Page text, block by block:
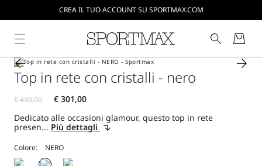
CREA IL TUO ACCOUNT SU SPORTMAX.COM
SPEDIZIONI E RESI GRATUITI
Top in rete con cristalli - nero
Dedicato alle occasioni glamour, questo top in rete
presen... Più dettagli
Colore: